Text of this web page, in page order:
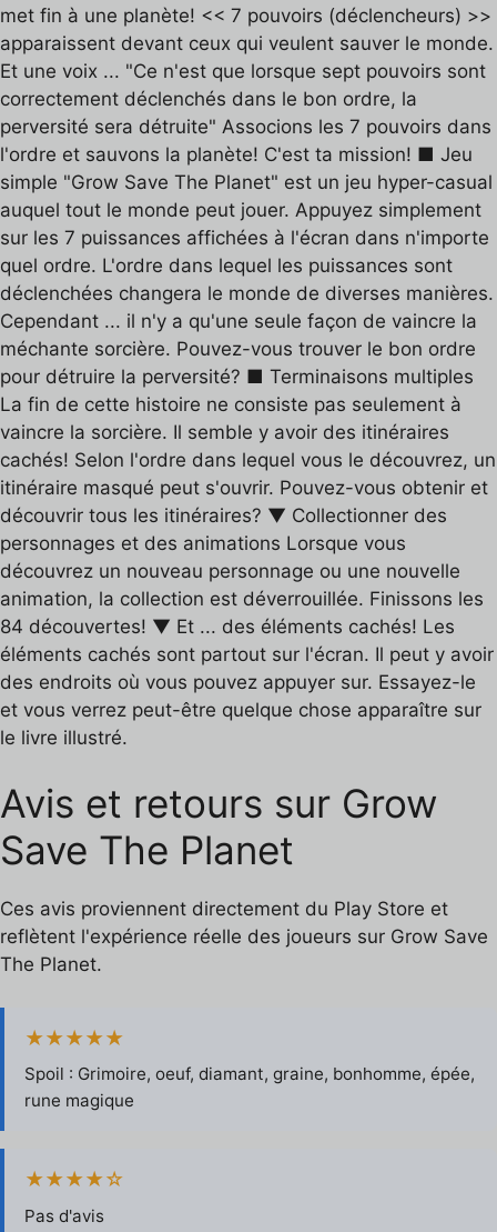
met fin à une planète! << 7 pouvoirs (déclencheurs) >>
apparaissent devant ceux qui veulent sauver le monde.
Et une voix ... "Ce n'est que lorsque sept pouvoirs sont
correctement déclenchés dans le bon ordre, la
perversité sera détruite" Associons les 7 pouvoirs dans
l'ordre et sauvons la planète! C'est ta mission! ■ Jeu
simple "Grow Save The Planet" est un jeu hyper-casual
auquel tout le monde peut jouer. Appuyez simplement
sur les 7 puissances affichées à l'écran dans n'importe
quel ordre. L'ordre dans lequel les puissances sont
déclenchées changera le monde de diverses manières.
Cependant ... il n'y a qu'une seule façon de vaincre la
méchante sorcière. Pouvez-vous trouver le bon ordre
pour détruire la perversité? ■ Terminaisons multiples
La fin de cette histoire ne consiste pas seulement à
vaincre la sorcière. Il semble y avoir des itinéraires
cachés! Selon l'ordre dans lequel vous le découvrez, un
itinéraire masqué peut s'ouvrir. Pouvez-vous obtenir et
découvrir tous les itinéraires? ▼ Collectionner des
personnages et des animations Lorsque vous
découvrez un nouveau personnage ou une nouvelle
animation, la collection est déverrouillée. Finissons les
84 découvertes! ▼ Et ... des éléments cachés! Les
éléments cachés sont partout sur l'écran. Il peut y avoir
des endroits où vous pouvez appuyer sur. Essayez-le
et vous verrez peut-être quelque chose apparaître sur
le livre illustré.
Avis et retours sur Grow
Save The Planet
Ces avis proviennent directement du Play Store et
reflètent l'expérience réelle des joueurs sur Grow Save
The Planet.
★★★★★
Spoil : Grimoire, oeuf, diamant, graine, bonhomme, épée,
rune magique
★★★★☆
Pas d'avis